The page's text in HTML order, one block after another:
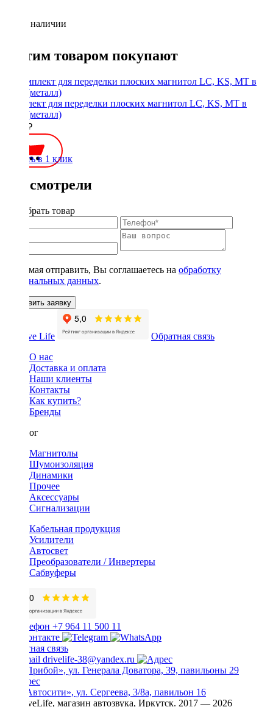
Нет в наличии
С этим товаром покупают
Комплект для переделки плоских магнитол LC, KS, MT в
1Din (металл)
1900 ₽
Купить в 1 клик
Вы смотрели
Подобрать товар
Нажимая отправить, Вы соглашаетесь на обработку
персональных данных.
Оставить заявку
Обратная связь
О нас
Доставка и оплата
Наши клиенты
Контакты
Как купить?
Бренды
Каталог
Магнитолы
Шумоизоляция
Динамики
Прочее
Аксессуары
Сигнализации
Кабельная продукция
Усилители
Автосвет
Преобразователи / Инвертеры
Сабвуферы
+7 964 11 500 11
Обратная связь
drivelife-38@yandex.ru
ТЦ «Прибой», ул. Генерала Доватора, 39, павильоны 29
ТЦ «Автосити», ул. Сергеева, 3/8а, павильон 16
© DriveLife, магазин автозвука, Иркутск. 2017 — 2026